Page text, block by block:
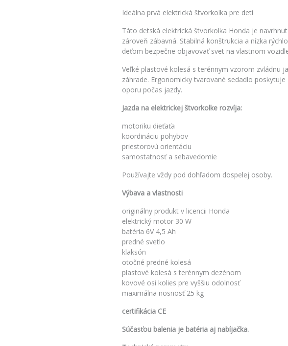
Ideálna prvá elektrická štvorkolka pre deti
Táto detská elektrická štvorkolka Honda je
zároveň zábavná. Stabilná konštrukcia a nízka
deťom bezpečne objavovať svet na vlastnom
Veľké plastové kolesá s terénnym vzorom zvládnu
záhrade. Ergonomicky tvarované sedadlo
oporu počas jazdy.
Jazda na elektrickej štvorkolke rozvíja:
motoriku dieťaťa
koordináciu pohybov
priestorovú orientáciu
samostatnosť a sebavedomie
Používajte vždy pod dohľadom dospelej osoby.
Výbava a vlastnosti
originálny produkt v licencii Honda
elektrický motor 30 W
batéria 6V 4,5 Ah
predné svetlo
klaksón
otočné predné kolesá
plastové kolesá s terénnym dezénom
kovové osi kolies pre vyššiu odolnosť
maximálna nosnosť 25 kg
certifikácia CE
Súčasťou balenia je batéria aj nabíjačka.